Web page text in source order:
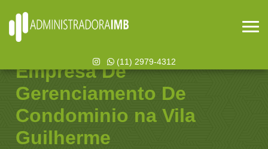
(11) 2979-4312
Empresa De
Gerenciamento De
Condominio na Vila
Guilherme